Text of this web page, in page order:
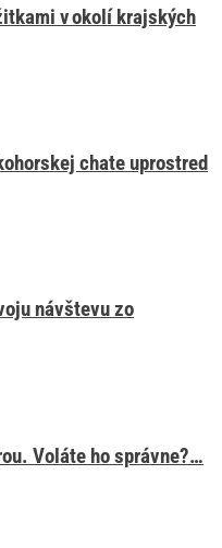
v okolí krajských
chate uprostred
návštevu zo
Voláte ho správne?…